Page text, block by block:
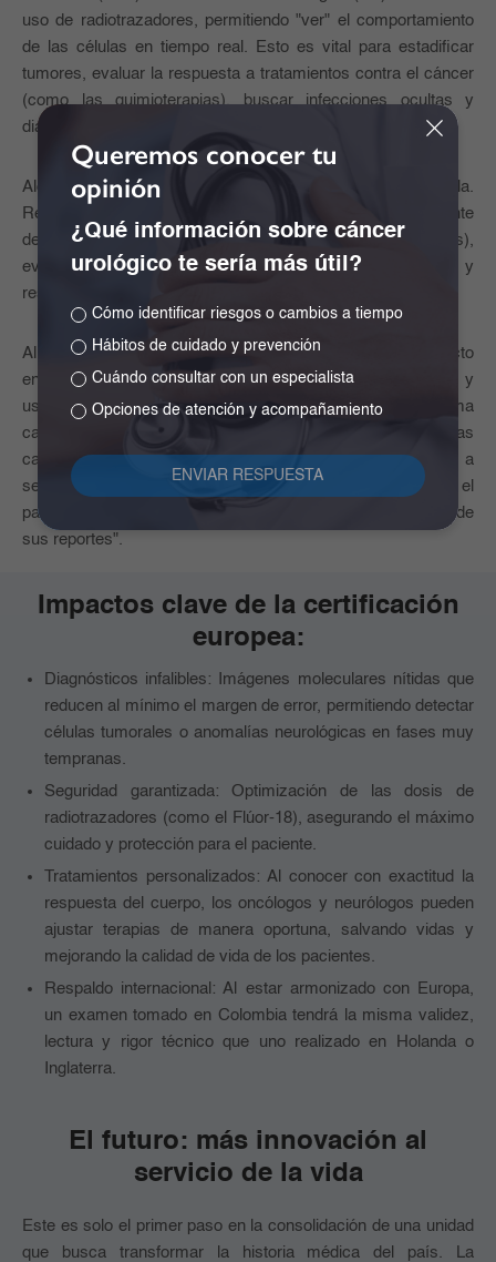
uso de radiotrazadores, permitiendo "ver" el comportamiento
de las células en tiempo real. Esto es vital para estadificar
tumores, evaluar la respuesta a tratamientos contra el cáncer
(como las quimioterapias), buscar infecciones ocultas y
diagnosticar enfermedades neurodegenerativas complejas.
Alcanzar la certificación de la EANM no es una tarea sencilla.
Requiere someter los equipos a pruebas extremadamente
detalladas mediante "maniquíes" (simuladores físicos),
evaluando estándares altísimos de radiación, sensibilidad y
resolución de la imagen.
Al respecto, el Dr. Cortés es enfático sobre el impacto directo
en los pacientes: "Esto le garantiza a nuestros pacientes y
usuarios que estamos realizando un estudio de altísima
calidad, un estudio muy detallado que tiene todas las
características de alto nivel. Con lo cual, los hallazgos van a
ser mucho más claros, mucho más contundentes y el
paciente va a tener una mayor seguridad en los hallazgos de
sus reportes".
Impactos clave de la certificación
europea:
Diagnósticos infalibles: Imágenes moleculares nítidas que
reducen al mínimo el margen de error, permitiendo detectar
células tumorales o anomalías neurológicas en fases muy
tempranas.
Seguridad garantizada: Optimización de las dosis de
radiotrazadores (como el Flúor-18), asegurando el máximo
cuidado y protección para el paciente.
Tratamientos personalizados: Al conocer con exactitud la
respuesta del cuerpo, los oncólogos y neurólogos pueden
ajustar terapias de manera oportuna, salvando vidas y
mejorando la calidad de vida de los pacientes.
Respaldo internacional: Al estar armonizado con Europa,
un examen tomado en Colombia tendrá la misma validez,
lectura y rigor técnico que uno realizado en Holanda o
Inglaterra.
El futuro: más innovación al
servicio de la vida
Este es solo el primer paso en la consolidación de una unidad
que busca transformar la historia médica del país. La
Queremos conocer tu
opinión
¿Qué información sobre cáncer
urológico te sería más útil?
Cómo identificar riesgos o cambios a tiempo
Hábitos de cuidado y prevención
Cuándo consultar con un especialista
Opciones de atención y acompañamiento